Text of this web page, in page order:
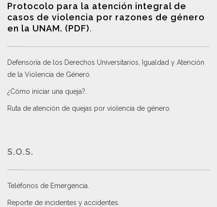
Protocolo para la atención integral de
casos de violencia por razones de género
en la UNAM. (PDF).
Defensoría de los Derechos Universitarios, Igualdad y Atención
de la Violencia de Género
¿Cómo iniciar una queja?
Ruta de atención de quejas por violencia de género
S.O.S.
Teléfonos de Emergencia.
Reporte de incidentes y accidentes